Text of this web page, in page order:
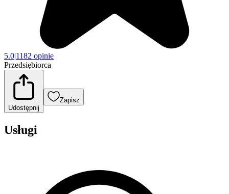
5.0|1182 opinie
Przedsiębiorca
Udostępnij
Zapisz
Usługi